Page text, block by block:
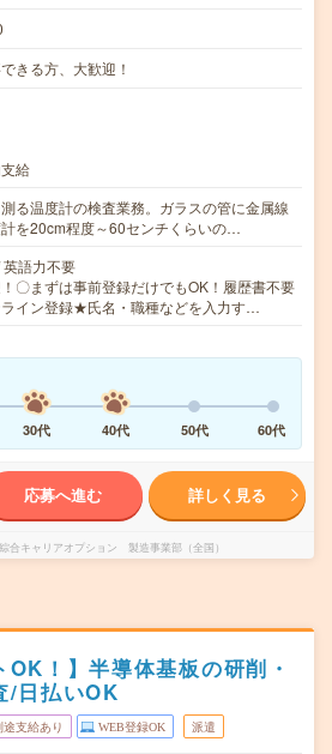
きる方、大歓迎！
給
る温度計の検査業務。ガラスの管に金属線
を20cm程度～60センチくらいの…
英語力不要
〇まずは事前登録だけでもOK！履歴書不要
イン登録★氏名・職種などを入力す…
30代 40代 50代 60代
応募へ進む 詳しく見る
合キャリアオプション 製造事業部（全国）
OK！】半導体基板の研削・
/日払いOK
途支給あり WEB登録OK 派遣